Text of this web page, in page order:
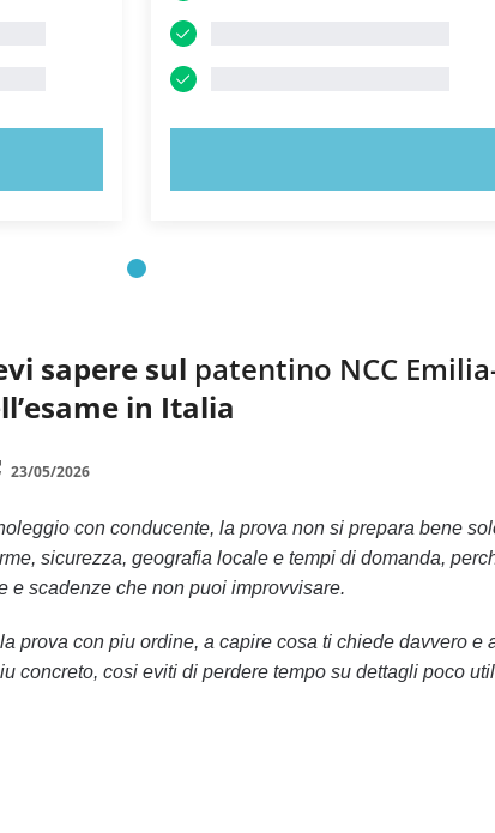
sapere sul patentino NCC
in Italia
23/05/2026
con conducente, la prova non si prepara bene
sicurezza, geografia locale e tempi di domanda,
e scadenze che non puoi improvvisare.
prova con piu ordine, a capire cosa ti chiede davvero e
concreto, cosi eviti di perdere tempo su dettagli poco